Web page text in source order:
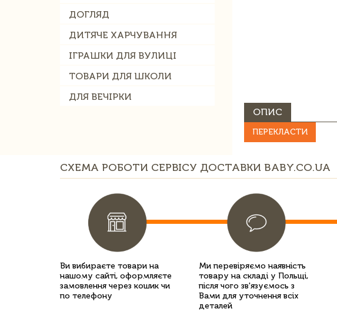
ДОГЛЯД
ДИТЯЧЕ ХАРЧУВАННЯ
ІГРАШКИ ДЛЯ ВУЛИЦІ
ТОВАРИ ДЛЯ ШКОЛИ
ДЛЯ ВЕЧІРКИ
ОПИС
ПЕРЕКЛАСТИ
СХЕМА РОБОТИ СЕРВІСУ ДОСТАВКИ BABY.CO.UA
Ви вибираєте товари на
нашому сайті, оформляєте
замовлення через кошик чи
по телефону
Ми перевіряємо наявність
товару на складі у Польщі,
після чого зв'язуємось з
Вами для уточнення всіх
деталей